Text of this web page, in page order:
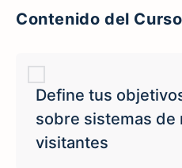
Contenido del Curso
Define tus
sobre sistemas de
visitantes